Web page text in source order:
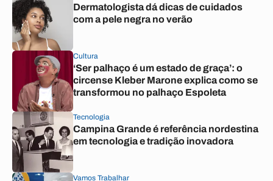
Dermatologista dá dicas de cuidados
com a pele negra no verão
Cultura
‘Ser palhaço é um estado de graça’: o
circense Kleber Marone explica como se
transformou no palhaço Espoleta
Tecnologia
Campina Grande é referência nordestina
em tecnologia e tradição inovadora
Vamos Trabalhar